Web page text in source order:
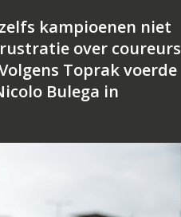
kampioenen niet
over coureurs
Toprak voerde
Bulega in